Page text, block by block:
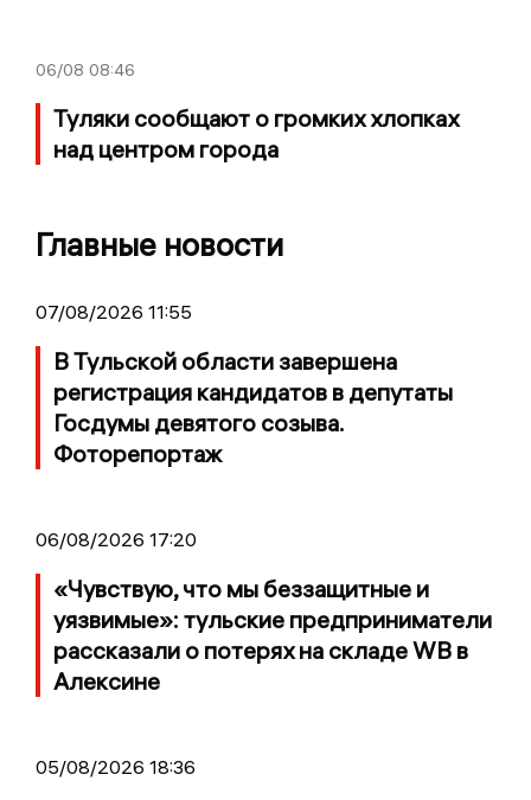
06/08 08:46
Туляки сообщают о громких хлопках
над центром города
Главные новости
07/08/2026 11:55
В Тульской области завершена
регистрация кандидатов в депутаты
Госдумы девятого созыва.
Фоторепортаж
06/08/2026 17:20
«Чувствую, что мы беззащитные и
уязвимые»: тульские предприниматели
рассказали о потерях на складе WB в
Алексине
05/08/2026 18:36